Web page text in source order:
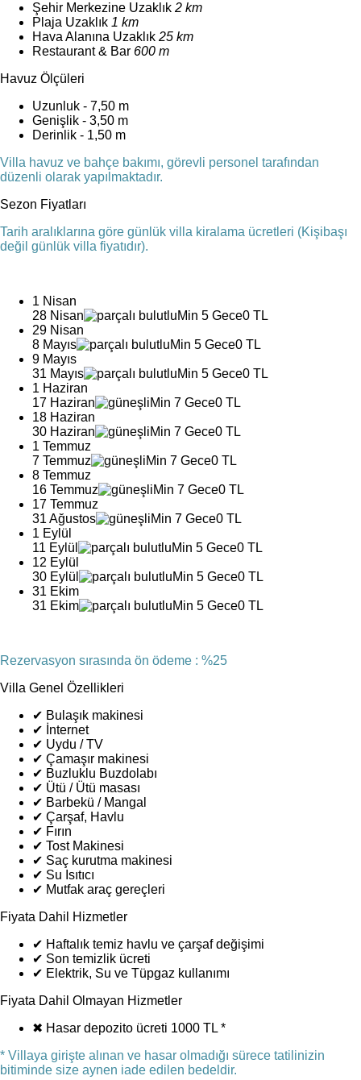
Şehir Merkezine Uzaklık 2 km
Plaja Uzaklık 1 km
Hava Alanına Uzaklık 25 km
Restaurant & Bar 600 m
Havuz Ölçüleri
Uzunluk - 7,50 m
Genişlik - 3,50 m
Derinlik - 1,50 m
Villa havuz ve bahçe bakımı, görevli personel tarafından
düzenli olarak yapılmaktadır.
Sezon Fiyatları
Tarih aralıklarına göre günlük villa kiralama ücretleri (Kişibaşı
değil günlük villa fiyatıdır).
1 Nisan
28 Nisan
Min 5 Gece0 TL
29 Nisan
8 Mayıs
Min 5 Gece0 TL
9 Mayıs
31 Mayıs
Min 5 Gece0 TL
1 Haziran
17 Haziran
Min 7 Gece0 TL
18 Haziran
30 Haziran
Min 7 Gece0 TL
1 Temmuz
7 Temmuz
Min 7 Gece0 TL
8 Temmuz
16 Temmuz
Min 7 Gece0 TL
17 Temmuz
31 Ağustos
Min 7 Gece0 TL
1 Eylül
11 Eylül
Min 5 Gece0 TL
12 Eylül
30 Eylül
Min 5 Gece0 TL
31 Ekim
31 Ekim
Min 5 Gece0 TL
Rezervasyon sırasında ön ödeme : %25
Villa Genel Özellikleri
✔ Bulaşık makinesi
✔ İnternet
✔ Uydu / TV
✔ Çamaşır makinesi
✔ Buzluklu Buzdolabı
✔ Ütü / Ütü masası
✔ Barbekü / Mangal
✔ Çarşaf, Havlu
✔ Fırın
✔ Tost Makinesi
✔ Saç kurutma makinesi
✔ Su Isıtıcı
✔ Mutfak araç gereçleri
Fiyata Dahil Hizmetler
✔ Haftalık temiz havlu ve çarşaf değişimi
✔ Son temizlik ücreti
✔ Elektrik, Su ve Tüpgaz kullanımı
Fiyata Dahil Olmayan Hizmetler
✖ Hasar depozito ücreti 1000 TL *
* Villaya girişte alınan ve hasar olmadığı sürece tatilinizin
bitiminde size aynen iade edilen bedeldir.